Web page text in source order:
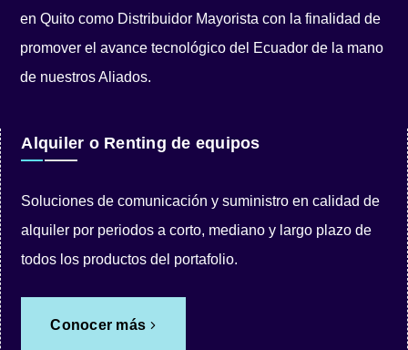
en Quito como Distribuidor Mayorista con la finalidad de
promover el avance tecnológico del Ecuador de la mano
de nuestros Aliados.
Alquiler o Renting de equipos
Soluciones de comunicación y suministro en calidad de
alquiler por periodos a corto, mediano y largo plazo de
todos los productos del portafolio.
Conocer más